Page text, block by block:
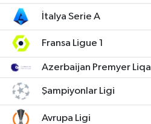
İtalya Serie A
Fransa Ligue 1
Azerbaijan Premyer Liqa
Şampiyonlar Ligi
Avrupa Ligi